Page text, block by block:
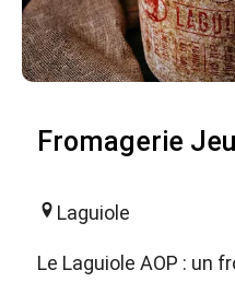
Fromagerie
Laguiole
Le Laguiole AOP : un